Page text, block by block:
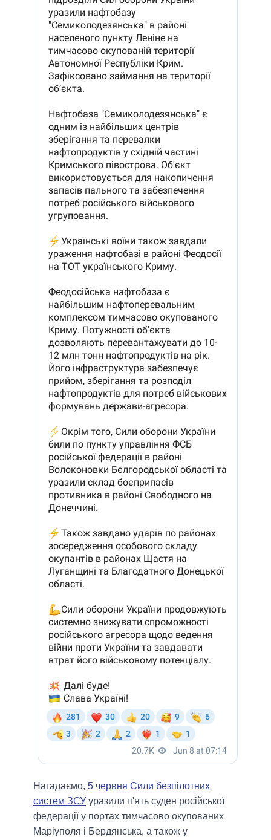
Нагадаємо, 5 червня Сили безпілотних
систем ЗСУ уразили п'ять суден російської
федерації у портах тимчасово окупованих
Маріуполя і Бердянська, а також у